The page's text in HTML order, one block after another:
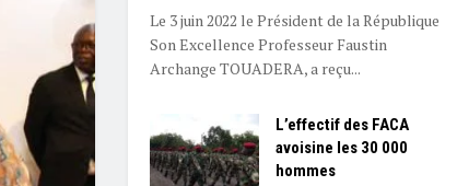
Le 3 juin 2022 le Président de la République
Son Excellence Professeur Faustin
Archange TOUADERA, a reçu...
L’effectif des FACA
avoisine les 30 000
hommes